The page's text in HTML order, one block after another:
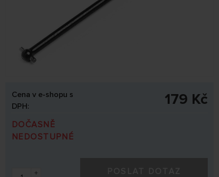
Cena v e-shopu s
DPH:
179 Kč
DOČASNĚ
NEDOSTUPNÉ
+